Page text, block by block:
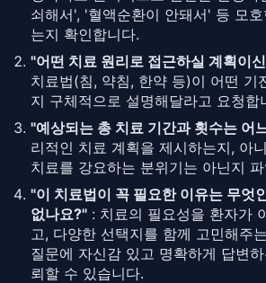
쇠해서', '혈액순환이 안돼서' 등 모
는지 확인합니다.
"어떤 치료 원리로 접근하실 계획이
치료법(침, 약침, 한약 등)이 어떤 기
지 구체적으로 설명해달라고 요청합
"예상되는 총 치료 기간과 횟수는 어
리적인 치료 계획을 제시하는지, 아
치료를 강요하는 분위기는 아닌지
"이 치료법이 꼭 필요한 이유는 무엇
없나요?" : 치료의 필요성을 환자가
고, 다양한 선택지를 함께 고민해주
질문에 자신감 있고 명확하게 답변
뢰할 수 있습니다.